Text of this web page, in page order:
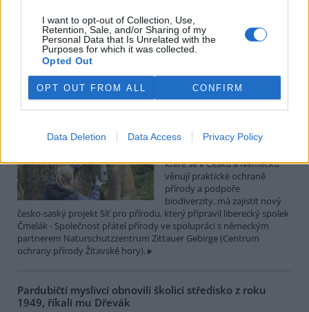
I want to opt-out of Collection, Use,
Retention, Sale, and/or Sharing of my
Personal Data that Is Unrelated with the
Purposes for which it was collected.
Opted Out
OPT OUT FROM ALL CONFIRM
Data Deletion Data Access Privacy Policy
technickém stavu. Podle
vodáren k tomu přispívá
vejčitý profil stok, který zlepšuje jejich samočištění a umožňuje
odvádět víc vody při přívalových deštích. ČTK to řekl mistr provozu
Organizace v Česku a Německu chtějí víc
26.7.2026 16:22 | LIBEREC ( ČTK)
které se v Česku a Německu
věnují praktické ochraně
přírody a podpoře
biodiverzity, má zajistit nový
česko-saský projekt Síť pro přírodu, který připravil liberecký spolek
Čmelák - Společnost přátel přírody ve spolupráci s německým
partnerem Naturschutzzentrum Zittauer Gebirge (Centrum
ochrany přírody Žitavské hory).
Pardubičtí myslivci obnovili školicí středisko z roku
1949, říkali mu Dřevák